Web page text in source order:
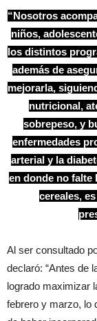
“Nosotros
niños,
los distintos
además de
mejorarla,
nutricional,
sobrepeso, y
enfermedades
arterial y la
en donde no falte
cereales,
Al ser consultado
declaró: “Antes de
logrado maximizar
febrero y marzo, lo